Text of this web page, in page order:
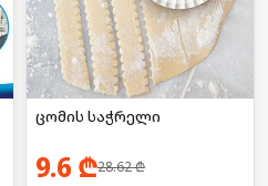
ცომის საჭრელი
9.6 ₾28.62₾